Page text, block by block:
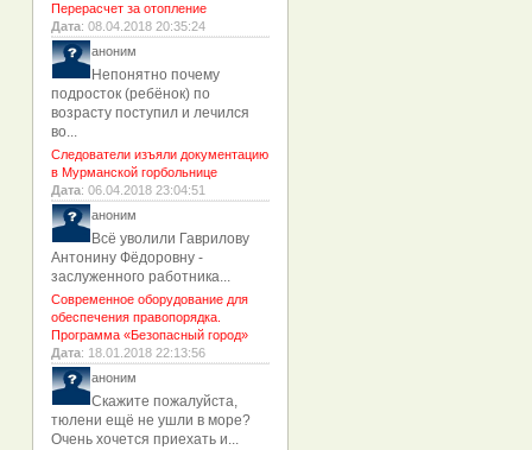
Перерасчет за отопление
Дата: 08.04.2018 20:35:24
аноним
Непонятно почему
подросток (ребёнок) по
возрасту поступил и лечился
во...
Следователи изъяли документацию
в Мурманской горбольнице
Дата: 06.04.2018 23:04:51
аноним
Всё уволили Гаврилову
Антонину Фёдоровну -
заслуженного работника...
Современное оборудование для
обеспечения правопорядка.
Программа «Безопасный город»
Дата: 18.01.2018 22:13:56
аноним
Скажите пожалуйста,
тюлени ещё не ушли в море?
Очень хочется приехать и...